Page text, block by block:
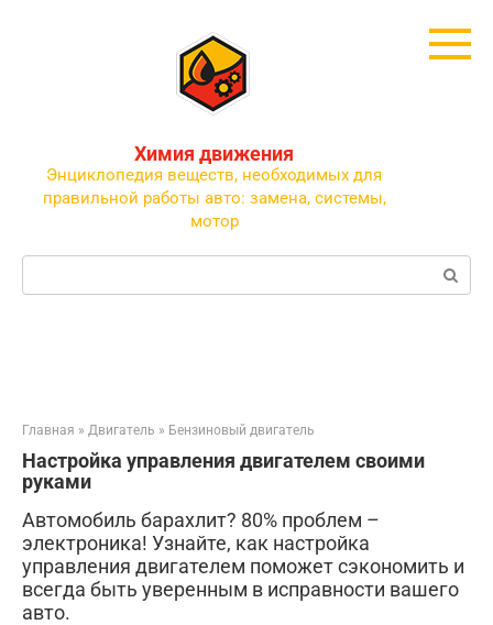
Химия движения
Энциклопедия веществ, необходимых для
правильной работы авто: замена, системы,
мотор
Поиск:
Главная » Двигатель » Бензиновый двигатель
Настройка управления двигателем своими
руками
Автомобиль барахлит? 80% проблем –
электроника! Узнайте, как настройка
управления двигателем поможет сэкономить и
всегда быть уверенным в исправности вашего
авто.